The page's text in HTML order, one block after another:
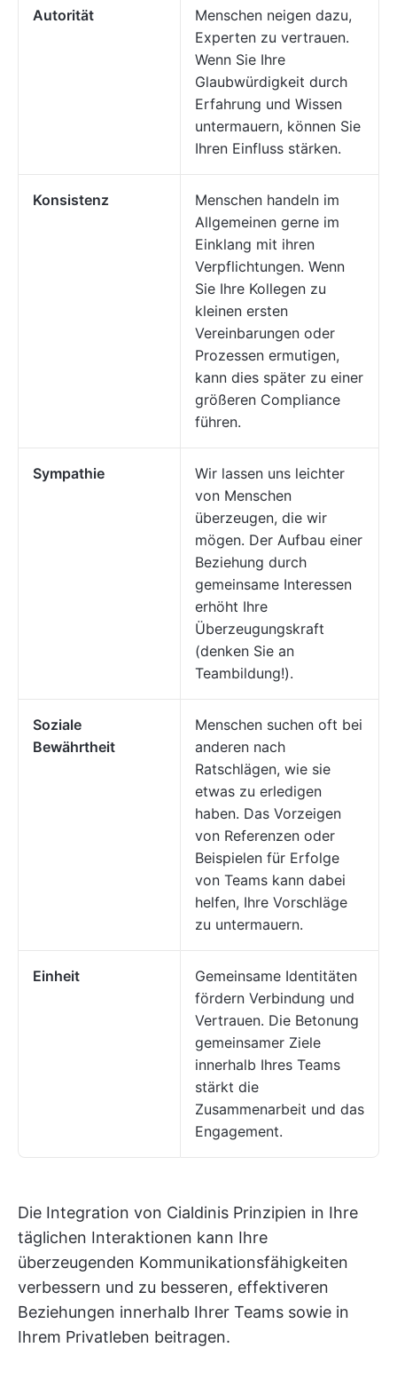
Autorität
Menschen neigen dazu,
Experten zu vertrauen.
Wenn Sie Ihre
Glaubwürdigkeit durch
Erfahrung und Wissen
untermauern, können Sie
Ihren Einfluss stärken.
Konsistenz
Menschen handeln im
Allgemeinen gerne im
Einklang mit ihren
Verpflichtungen. Wenn
Sie Ihre Kollegen zu
kleinen ersten
Vereinbarungen oder
Prozessen ermutigen,
kann dies später zu einer
größeren Compliance
führen.
Sympathie
Wir lassen uns leichter
von Menschen
überzeugen, die wir
mögen. Der Aufbau einer
Beziehung durch
gemeinsame Interessen
erhöht Ihre
Überzeugungskraft
(denken Sie an
Teambildung!).
Soziale
Bewährtheit
Menschen suchen oft bei
anderen nach
Ratschlägen, wie sie
etwas zu erledigen
haben. Das Vorzeigen
von Referenzen oder
Beispielen für Erfolge
von Teams kann dabei
helfen, Ihre Vorschläge
zu untermauern.
Einheit
Gemeinsame Identitäten
fördern Verbindung und
Vertrauen. Die Betonung
gemeinsamer Ziele
innerhalb Ihres Teams
stärkt die
Zusammenarbeit und das
Engagement.
Die Integration von Cialdinis Prinzipien in Ihre
täglichen Interaktionen kann Ihre
überzeugenden Kommunikationsfähigkeiten
verbessern und zu besseren, effektiveren
Beziehungen innerhalb Ihrer Teams sowie in
Ihrem Privatleben beitragen.